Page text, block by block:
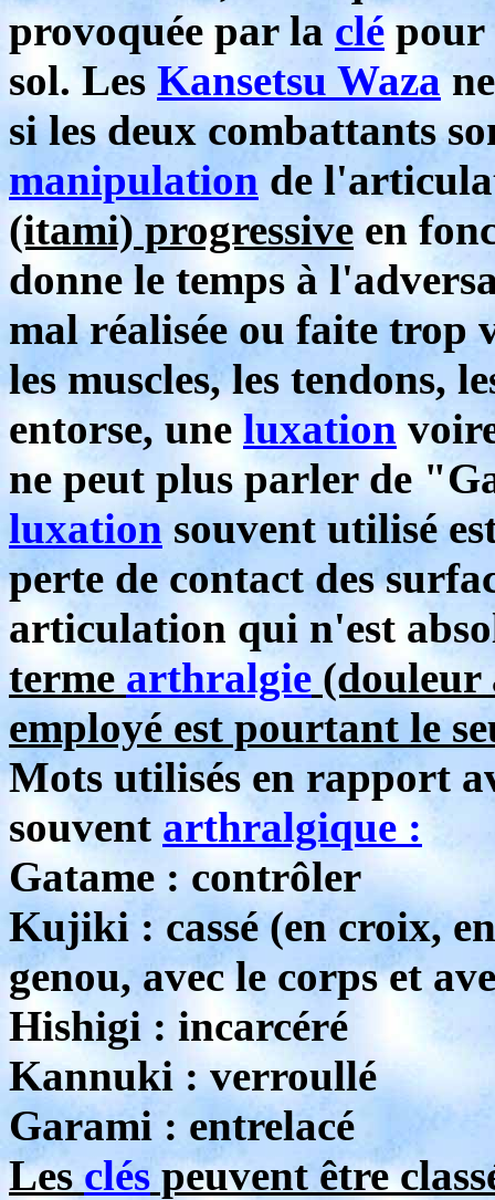
provoquée par la clépour
sol. Les Kansetsu Waza
si les deux combattants
manipulation de
(itami) progressive en
donne le temps à
mal réalisée ou faite trop
les muscles, les tendons,
entorse, une luxation
ne peut plus parler de
luxation souvent utilisé
perte de contact des
articulation qui n'est
terme arthralgie (douleur
employé est pourtant le
Mots utilisés en rapport
souvent arthralgique :
Gatame : contrôler
Kujiki : cassé (en croix,
genou, avec le corps et
Hishigi : incarcéré
Kannuki : verroullé
Garami : entrelacé
Les clés peuvent être